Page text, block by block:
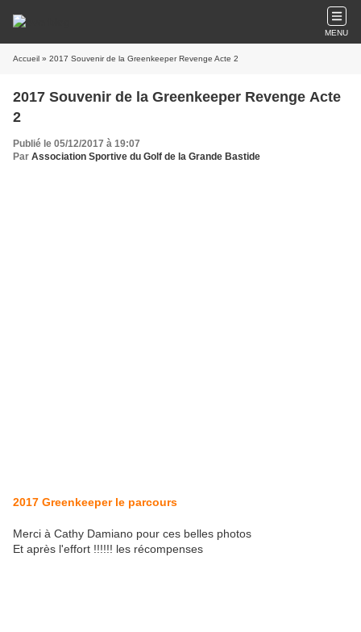
MENU
Accueil » 2017 Souvenir de la Greenkeeper Revenge Acte 2
2017 Souvenir de la Greenkeeper Revenge Acte
2
Publié le 05/12/2017 à 19:07
Par Association Sportive du Golf de la Grande Bastide
2017 Greenkeeper le parcours
Merci à Cathy Damiano pour ces belles photos
Et après l'effort !!!!!! les récompenses